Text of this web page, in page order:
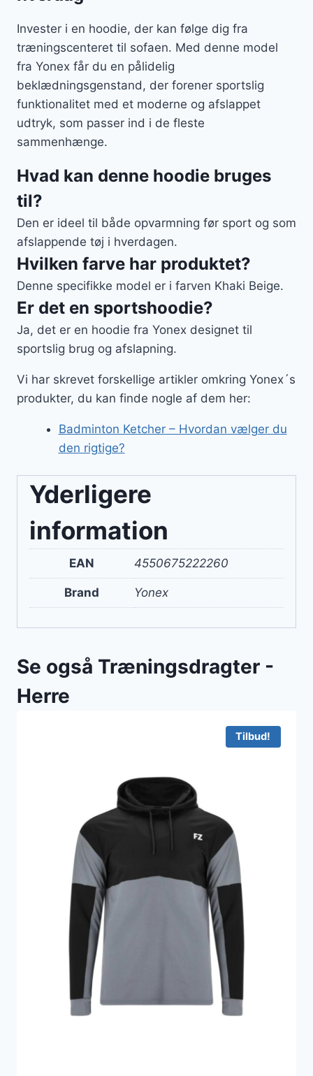
Invester i en hoodie, der kan følge dig fra
træningscenteret til sofaen. Med denne model
fra Yonex får du en pålidelig
beklædningsgenstand, der forener sportslig
funktionalitet med et moderne og afslappet
udtryk, som passer ind i de fleste
sammenhænge.
Hvad kan denne hoodie bruges
til?
Den er ideel til både opvarmning før sport og som
afslappende tøj i hverdagen.
Hvilken farve har produktet?
Denne specifikke model er i farven Khaki Beige.
Er det en sportshoodie?
Ja, det er en hoodie fra Yonex designet til
sportslig brug og afslapning.
Vi har skrevet forskellige artikler omkring Yonex´s
produkter, du kan finde nogle af dem her:
Badminton Ketcher – Hvordan vælger du
den rigtige?
Yderligere
information
EAN 4550675222260
Brand Yonex
Se også Træningsdragter -
Herre
Tilbud!